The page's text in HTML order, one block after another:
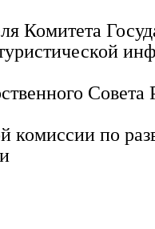
Комитета
комиссии по